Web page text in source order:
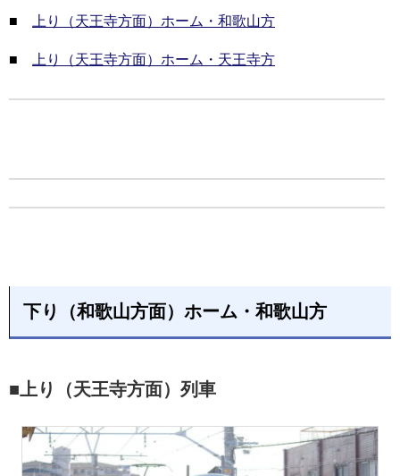
■ 上り（天王寺方面）ホーム・和歌山方
■ 上り（天王寺方面）ホーム・天王寺方
下り（和歌山方面）ホーム・和歌山方
■上り（天王寺方面）列車